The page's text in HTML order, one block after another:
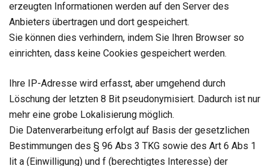
erzeugten Informationen werden auf den Server des
Anbieters übertragen und dort gespeichert.
Sie können dies verhindern, indem Sie Ihren Browser so
einrichten, dass keine Cookies gespeichert werden.
Ihre IP-Adresse wird erfasst, aber umgehend durch
Löschung der letzten 8 Bit pseudonymisiert. Dadurch ist nur
mehr eine grobe Lokalisierung möglich.
Die Datenverarbeitung erfolgt auf Basis der gesetzlichen
Bestimmungen des § 96 Abs 3 TKG sowie des Art 6 Abs 1
lit a (Einwilligung) und f (berechtigtes Interesse) der